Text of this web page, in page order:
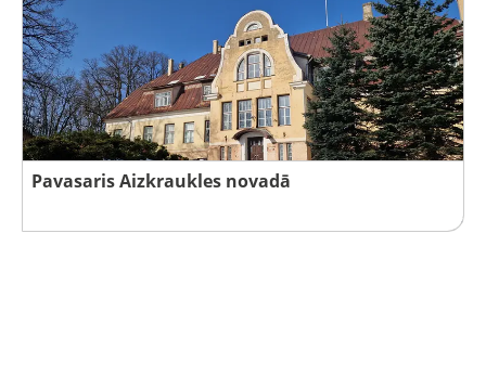
Pavasaris Aizkraukles novadā